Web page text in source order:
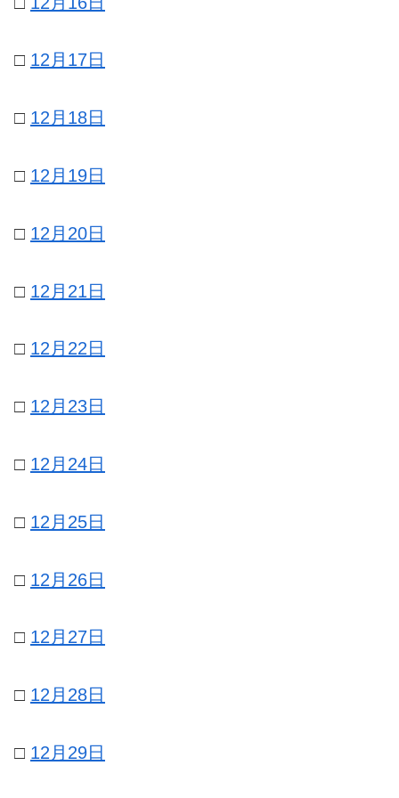
□ 12月17日
□ 12月18日
□ 12月19日
□ 12月20日
□ 12月21日
□ 12月22日
□ 12月23日
□ 12月24日
□ 12月25日
□ 12月26日
□ 12月27日
□ 12月28日
□ 12月29日